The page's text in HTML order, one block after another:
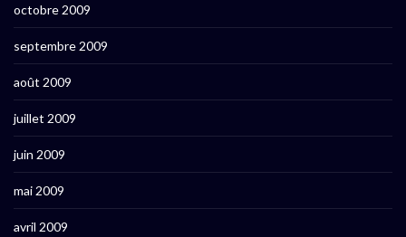
octobre 2009
septembre 2009
août 2009
juillet 2009
juin 2009
mai 2009
avril 2009